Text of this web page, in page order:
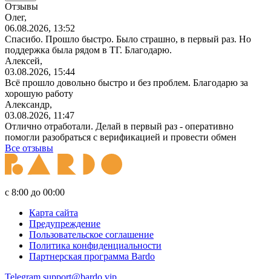
Отзывы
Олег,
06.08.2026, 13:52
Спасибо. Прошло быстро. Было страшно, в первый раз. Но
поддержка была рядом в ТГ. Благодарю.
Алексей,
03.08.2026, 15:44
Всё прошло довольно быстро и без проблем. Благодарю за
хорошую работу
Александр,
03.08.2026, 11:47
Отлично отработали. Делай в первый раз - оперативно
помогли разобраться с верификацией и провести обмен
Все отзывы
с 8:00 до 00:00
Карта сайта
Предупреждение
Пользовательское соглашение
Политика конфиденциальности
Партнерская программа Bardo
Telegram support@bardo.vip